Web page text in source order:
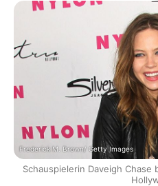
Frederick M. Brown/ Getty Images
Schauspielerin Daveigh Chase